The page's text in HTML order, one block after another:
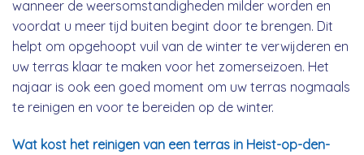
wanneer de weersomstandigheden milder worden en
voordat u meer tijd buiten begint door te brengen. Dit
helpt om opgehoopt vuil van de winter te verwijderen en
uw terras klaar te maken voor het zomerseizoen. Het
najaar is ook een goed moment om uw terras nogmaals
te reinigen en voor te bereiden op de winter.
Wat kost het reinigen van een terras in Heist-op-den-